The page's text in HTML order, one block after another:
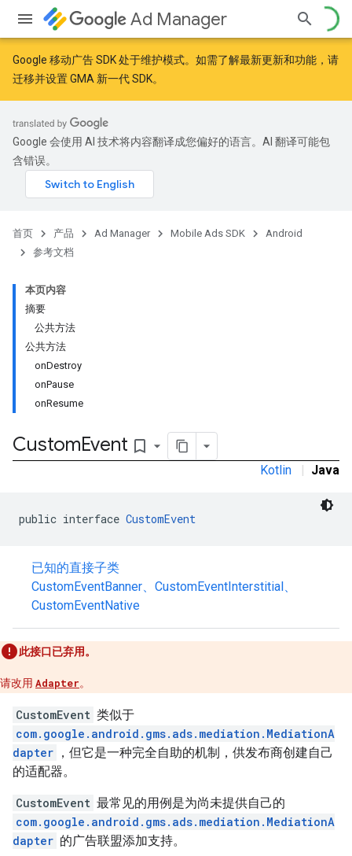
Ad Manager
Google 移动广告 SDK 处于维护模式。如需了解最新更新和功能，请
迁移并设置 GMA 新一代 SDK。
Google 会使用 AI 技术将内容翻译成您偏好的语言。AI 翻译可能包
含错误。
首页 产品 Ad Manager Mobile Ads SDK
Android
参考文档
本页内容
摘要
公共方法
公共方法
onDestroy
onPause
onResume
CustomEvent bookmark_border
Kotlin | Java
public interface CustomEvent
已知的直接子类
CustomEventBanner、 CustomEventInterstitial、
CustomEventNative
此接口已弃用。
请改用 Adapter。
CustomEvent 类似于
com.google.android.gms.ads.mediation.MediationA
dapter ，但它是一种完全自助的机制，供发布商创建自己
的适配器。
CustomEvent 最常见的用例是为尚未提供自己的
com.google.android.gms.ads.mediation.MediationA
dapter 的广告联盟添加支持。